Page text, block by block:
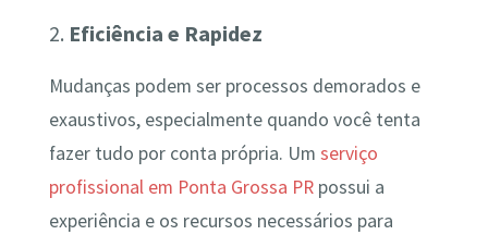
2. Eficiência e Rapidez
Mudanças podem ser processos demorados e
exaustivos, especialmente quando você tenta
fazer tudo por conta própria. Um serviço
profissional em Ponta Grossa PRpossui a
experiência e os recursos necessários para